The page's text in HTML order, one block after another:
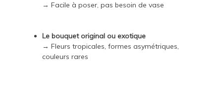
→ Facile à poser, pas besoin de vase
Le bouquet original ou exotique
→ Fleurs tropicales, formes asymétriques,
couleurs rares